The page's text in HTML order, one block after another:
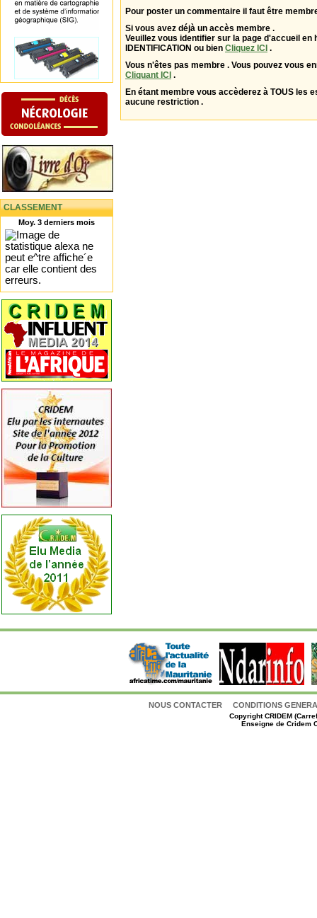
CLASSEMENT
Moy. 3 derniers mois
Pour poster un commentaire il faut être
Si vous avez déjà un accès membre .
Veuillez vous identifier sur la page d'accueil en
IDENTIFICATION ou bien Cliquez ICI .
Vous n'êtes pas membre . Vous pouvez vous
Cliquant ICI .
En étant membre vous accèderez à TOUS les
aucune restriction .
NOUS CONTACTER CONDITIONS
CopyrightCRIDEM
Enseigne de Cridem